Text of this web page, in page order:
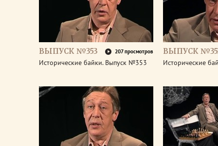
ВЫПУСК №353 207 просмотров
Исторические байки. Выпуск №353
ВЫПУСК
Исторические